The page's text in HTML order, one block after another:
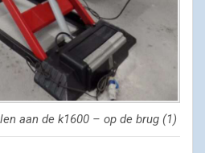
aan de k1600 – op de brug (1)